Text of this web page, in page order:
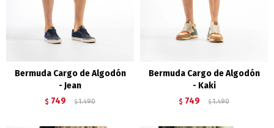
Bermuda Cargo de Algodón
- Jean
$ 749 $ 1.490
Bermuda Cargo de Algodón
- Kaki
$ 749 $ 1.490